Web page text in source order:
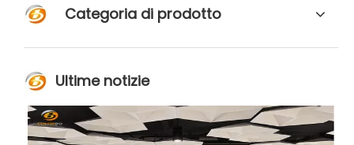
Categoria di prodotto
Ultime notizie